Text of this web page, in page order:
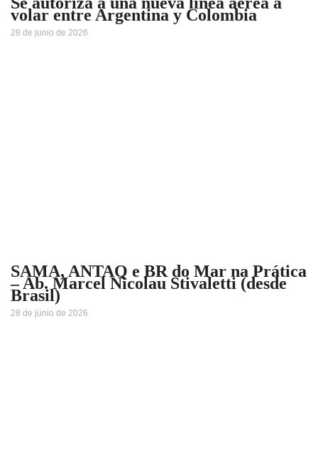
volar entre Argentina y Colombia
28 de junio de 2026
SAMA, ANTAQ e BR do Mar na Prática
– Ab. Marcel Nicolau Stivaletti (desde
Brasil)
28 de junio de 2026